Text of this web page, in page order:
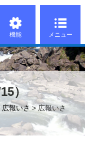
機能 メニュー
）
広報いさ> 広報いさ